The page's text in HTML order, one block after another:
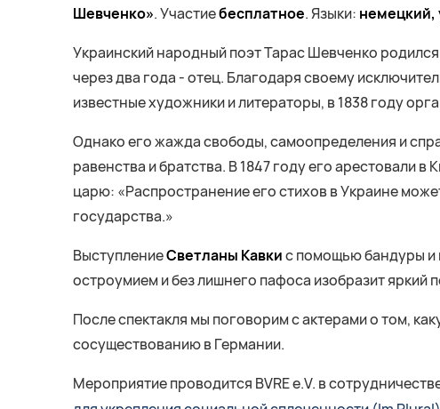
Шевченко». Участиебесплатное. Языки: немецкий,
Украинский народный поэт Тарас Шевченко
через два года - отец. Благодаря своему
известные художники и литераторы, в 1838 году
Однако его жажда свободы, самоопределения и
равенства и братства. В 1847 году его арестовали
царю: «Распространение его стихов в Украине
государства.»
ВыступлениеСветланы Кавкис помощью бандуры и
остроумием и без лишнего пафоса изобразит
После спектакля мы поговорим с актерами о том,
сосуществованию в Германии.
Мероприятие проводится BVRE e.V. в